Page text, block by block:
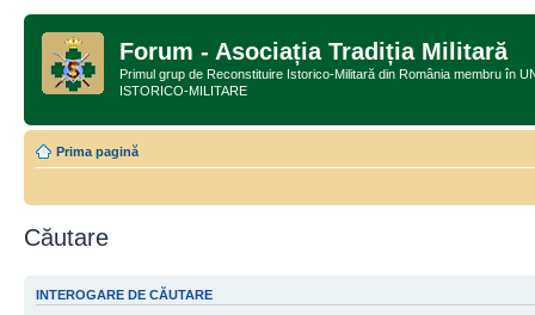
Forum - Asociația Tradiția Militară
Primul grup de Reconstituire Istorico-Militară din România membru în
ISTORICO-MILITARE
Prima pagină
Căutare
INTEROGARE DE CĂUTARE